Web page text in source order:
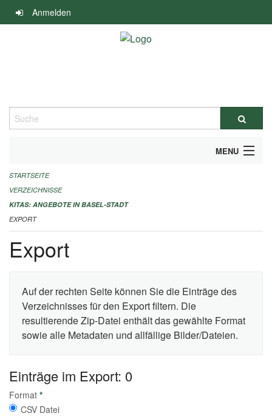
Navigation
überspringen
Anmelden
Suche
MENU
ALLGEMEINE INFORMATIONEN
IMPRESSUM
STARTSEITE
VERZEICHNISSE
KITAS: ANGEBOTE IN BASEL-STADT
EXPORT
Export
Auf der rechten Seite können Sie die Einträge des
Verzeichnisses für den Export filtern. Die
resultierende Zip-Datei enthält das gewählte Format
sowie alle Metadaten und allfällige Bilder/Dateien.
Einträge im Export: 0
Format *
CSV Datei